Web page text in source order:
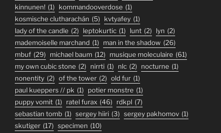
kinnunen! (1) kommandooverdose (1)
kosmische clutharachán (5) kvtyafey (1)
lady of the candle (2) leptokurtic (1) lunt (2) lyn (2)
mademoiselle marchand (1) man in the shadow (26)
mbuf (29) michael baum (12) musique moleculaire (61)
my own cubic stone (2) nirrti (1) nlc (2) nocturne (1)
nonentity (2) of the tower (2) old fur (1)
paul kueppers // pk (1) potier monstre (1)
puppy vomit (1) ratel furax (46) rdkpl (7)
sebastian tomb (1) sergey hiiri (3) sergey pakhomov (1)
skutiger (17) specimen (10)